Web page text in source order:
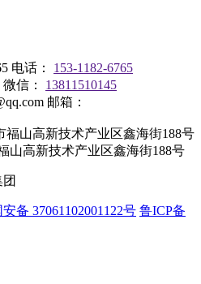
电话：
153-1182-6765
微信：
13811510145
邮箱：
山高新技术产业区鑫海街188号
备 37061102001122号 鲁ICP备